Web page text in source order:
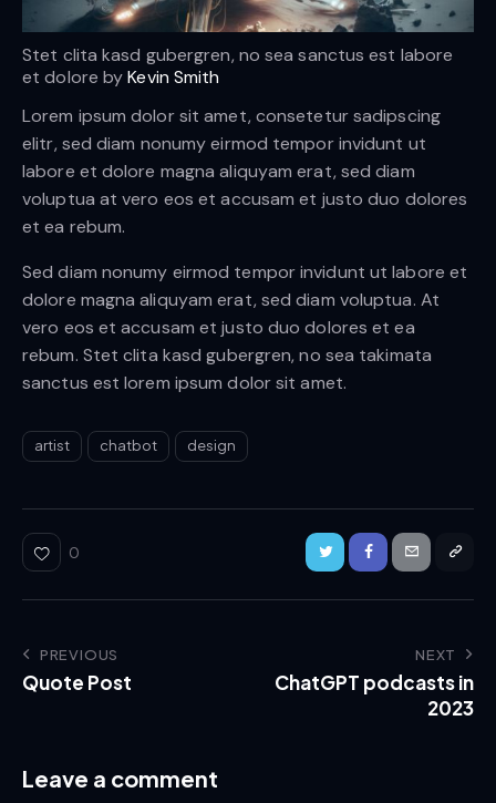
Stet clita kasd gubergren, no sea sanctus est labore
et dolore byKevin Smith
Lorem ipsum dolor sit amet, consetetur sadipscing
elitr, sed diam nonumy eirmod tempor invidunt ut
labore et dolore magna aliquyam erat, sed diam
voluptua at vero eos et accusam et justo duo dolores
et ea rebum.
Sed diam nonumy eirmod tempor invidunt ut labore et
dolore magna aliquyam erat, sed diam voluptua. At
vero eos et accusam et justo duo dolores et ea
rebum. Stet clita kasd gubergren, no sea takimata
sanctus est lorem ipsum dolor sit amet.
artist chatbot design
0
Post
navigation
PREVIOUS
Quote Post
NEXT
ChatGPT podcasts in
2023
Leave a comment